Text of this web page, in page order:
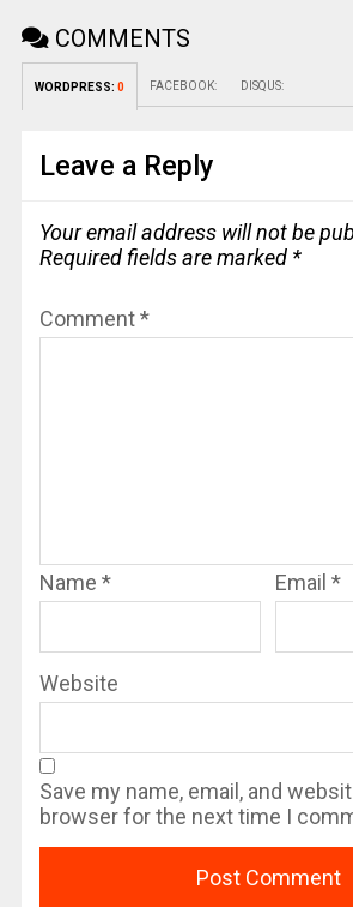
COMMENTS
WORDPRESS: 0 FACEBOOK: DISQUS:
Leave a Reply
Your email address will not be
Required fields are marked *
Comment*
Name * Email *
Website
Save my name, email, and
browser for the next time I